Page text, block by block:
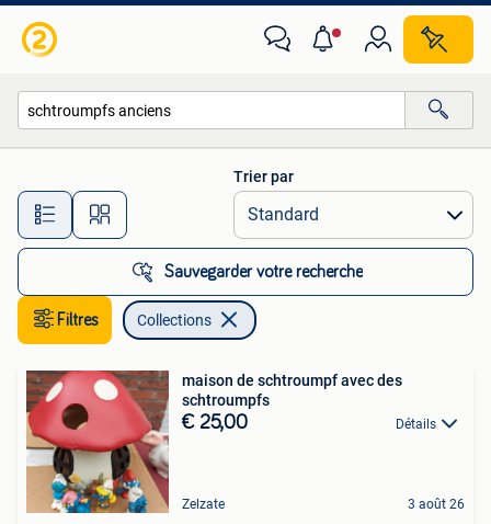
Toutes les distances…
Trier par
Sauvegarder votre recherche
Filtres Collections
maison de schtroumpf avec des
schtroumpfs
€ 25,00 Détails
Zelzate 3 août 26